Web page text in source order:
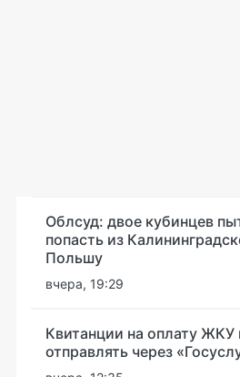
Облсуд: двое кубинцев
попасть из
Польшу
вчера, 19:29
Квитанции на оплату ЖКУ
отправлять через